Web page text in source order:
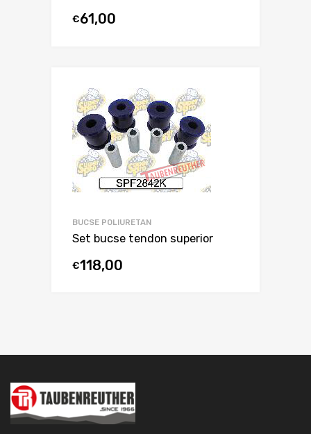
€61,00
BUCSE POLIURETAN
Set bucse tendon superior
€118,00